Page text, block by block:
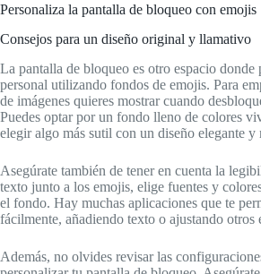
Personaliza la pantalla de bloqueo con emojis
Consejos para un diseño original y llamativo
La pantalla de bloqueo es otro espacio donde
personal utilizando fondos de emojis. Para
de imágenes quieres mostrar cuando
Puedes optar por un fondo lleno de colores
elegir algo más sutil con un diseño elegante y
Asegúrate también de tener en cuenta la
texto junto a los emojis, elige fuentes y
el fondo. Hay muchas aplicaciones que te
fácilmente, añadiendo texto o ajustando otros
Además, no olvides revisar las